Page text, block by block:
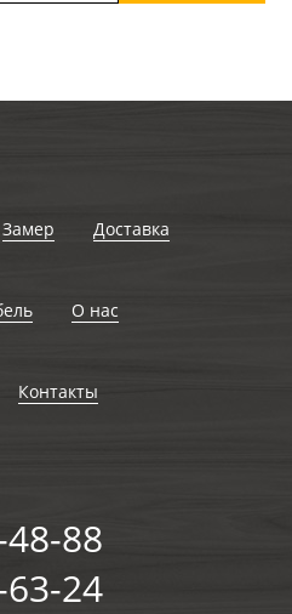
Замер Доставка
О нас
Контакты
88
24